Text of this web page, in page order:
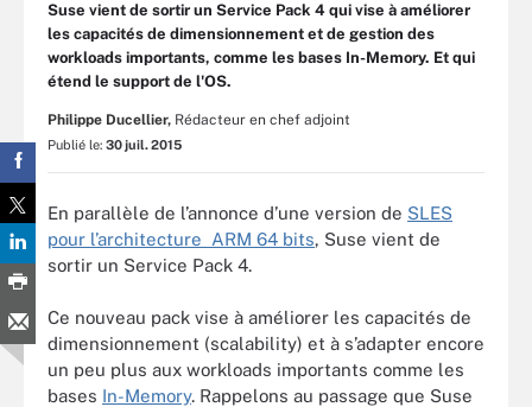
Suse vient de sortir un Service Pack 4 qui vise à améliorer
les capacités de dimensionnement et de gestion des
workloads importants, comme les bases In-Memory. Et qui
étend le support de l'OS.
Philippe Ducellier, Rédacteur en chef adjoint
Publié le: 30 juil. 2015
En parallèle de l’annonce d’une version de SLES
pour l’architecture ARM 64 bits, Suse vient de
sortir un Service Pack 4.
Ce nouveau pack vise à améliorer les capacités de
dimensionnement (scalability) et à s’adapter encore
un peu plus aux workloads importants comme les
bases In-Memory. Rappelons au passage que Suse